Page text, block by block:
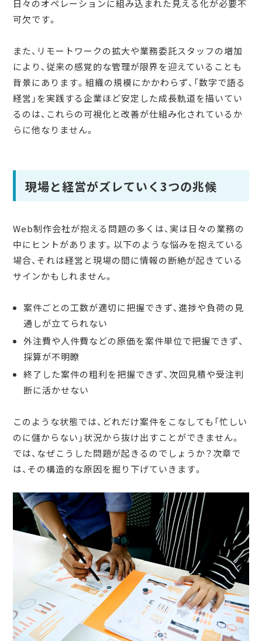
日々のオペレーションに組み込まれた見える化が必要不
可欠です。
また、リモートワークの拡大や業務委託スタッフの増加
により、従来の感覚的な管理が限界を迎えていることも
背景にあります。組織の規模にかかわらず、「数字で語る
経営」を実践する企業ほど安定した成長軌道を描いてい
るのは、これらの可視化と改善が仕組み化されているか
らに他なりません。
現場と経営がズレていく3つの兆候
Web制作会社が抱える問題の多くは、実は日々の業務の
中にヒントがあります。以下のような悩みを抱えている
場合、それは経営と現場の間に情報の断絶が起きている
サインかもしれません。
案件ごとの工数が適切に把握できず、進捗や負荷の見
通しが立てられない
外注費や人件費などの原価を案件単位で把握できず、
採算が不明瞭
終了した案件の粗利を把握できず、次回見積や受注判
断に活かせない
このような状態では、どれだけ案件をこなしても「忙しい
のに儲からない」状況から抜け出すことができません。
では、なぜこうした問題が起きるのでしょうか？次章で
は、その構造的な原因を掘り下げていきます。